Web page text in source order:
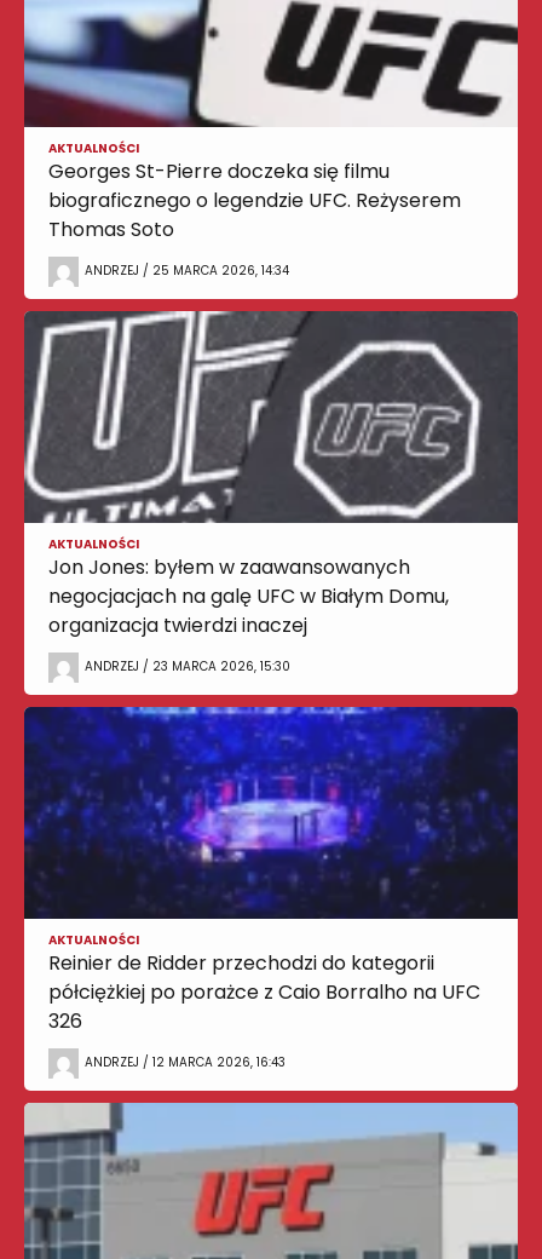
AKTUALNOŚCI
Georges St-Pierre doczeka się filmu
biograficznego o legendzie UFC. Reżyserem
Thomas Soto
ANDRZEJ / 25 MARCA 2026, 14:34
AKTUALNOŚCI
Jon Jones: byłem w zaawansowanych
negocjacjach na galę UFC w Białym Domu,
organizacja twierdzi inaczej
ANDRZEJ / 23 MARCA 2026, 15:30
AKTUALNOŚCI
Reinier de Ridder przechodzi do kategorii
półciężkiej po porażce z Caio Borralho na UFC
326
ANDRZEJ / 12 MARCA 2026, 16:43